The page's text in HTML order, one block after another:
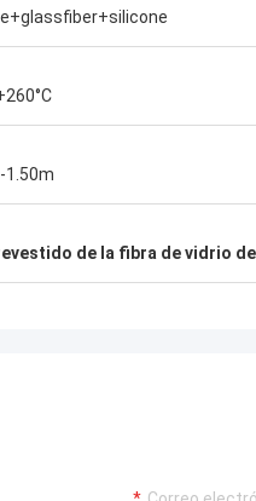
1.50m
de la fibra de vidrio